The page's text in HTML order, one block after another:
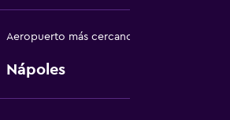
Aeropuerto más cercano
Nápoles